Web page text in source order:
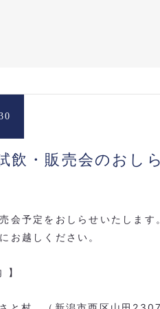
・販売会のおし
会予定をおしらせいたします
お越しください。
】